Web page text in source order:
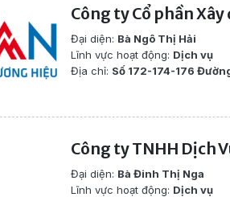
Công ty Cổ phần
Đại diện: Bà Ngô Thị Hải
Lĩnh vực hoạt động: Dịch vụ
Địa chỉ: Số 172-174-176
Công ty TNHH Dịch
Đại diện: Bà Đinh Thị Nga
Lĩnh vực hoạt động: Dịch vụ